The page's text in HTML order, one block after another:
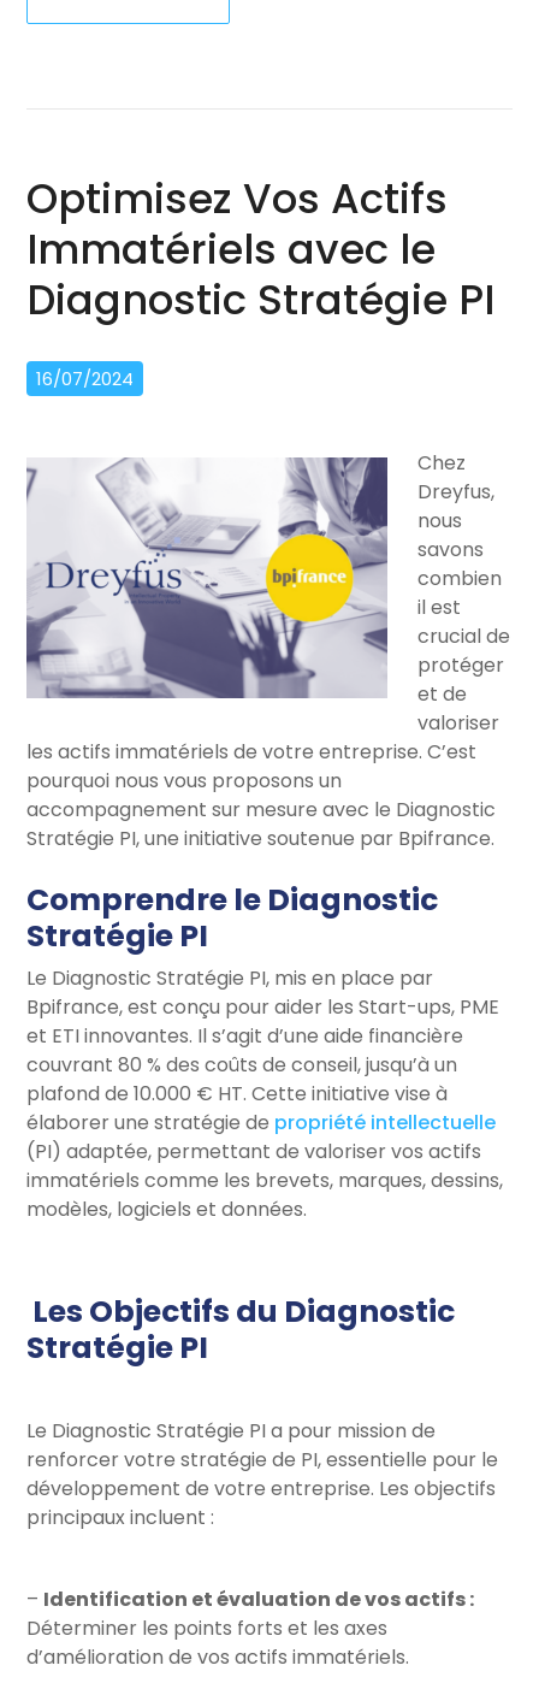
Optimisez Vos Actifs
Immatériels avec le
Diagnostic Stratégie PI
16/07/2024
Chez
Dreyfus,
nous
savons
combien
il est
crucial de
protéger
et de
valoriser
les actifs immatériels de votre entreprise. C’est
pourquoi nous vous proposons un
accompagnement sur mesure avec le Diagnostic
Stratégie PI, une initiative soutenue par Bpifrance.
Comprendre le Diagnostic
Stratégie PI
Le Diagnostic Stratégie PI, mis en place par
Bpifrance, est conçu pour aider les Start-ups, PME
et ETI innovantes. Il s’agit d’une aide financière
couvrant 80 % des coûts de conseil, jusqu’à un
plafond de 10.000 € HT. Cette initiative vise à
élaborer une stratégie de propriété intellectuelle
(PI) adaptée, permettant de valoriser vos actifs
immatériels comme les brevets, marques, dessins,
modèles, logiciels et données.
Les Objectifs du Diagnostic
Stratégie PI
Le Diagnostic Stratégie PI a pour mission de
renforcer votre stratégie de PI, essentielle pour le
développement de votre entreprise. Les objectifs
principaux incluent :
– Identification et évaluation de vos actifs :
Déterminer les points forts et les axes
d’amélioration de vos actifs immatériels.